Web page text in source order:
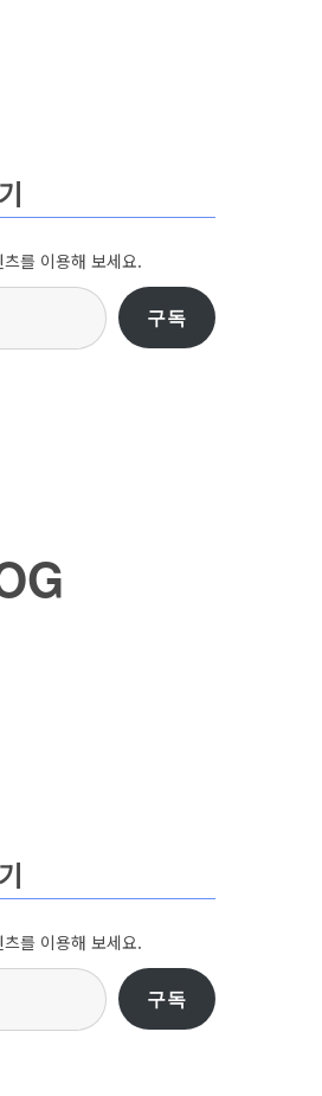
를 이용해 보세요.
구독
를 이용해 보세요.
구독